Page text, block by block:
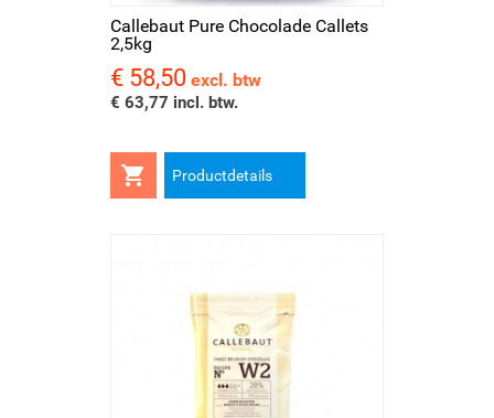
Callebaut Pure Chocolade Callets
2,5kg
Prijs
€ 58,50 excl. btw
€ 63,77 incl. btw.
 Productdetails